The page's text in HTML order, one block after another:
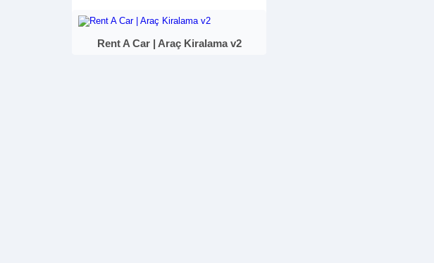
Rent A Car | Araç Kiralama v2